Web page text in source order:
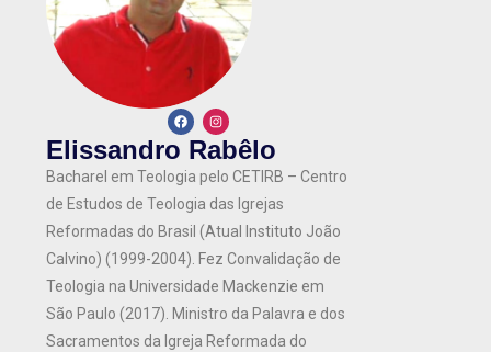
Elissandro Rabêlo
Bacharel em Teologia pelo CETIRB – Centro
de Estudos de Teologia das Igrejas
Reformadas do Brasil (Atual Instituto João
Calvino) (1999-2004). Fez Convalidação de
Teologia na Universidade Mackenzie em
São Paulo (2017). Ministro da Palavra e dos
Sacramentos da Igreja Reformada do